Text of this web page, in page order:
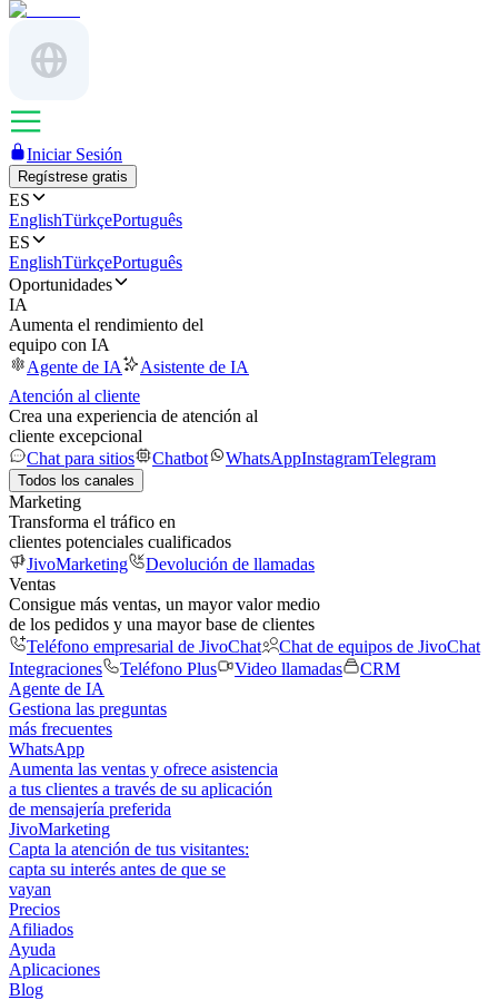
Iniciar Sesión
Regístrese gratis
ES
EnglishTürkçePortuguês
ES
EnglishTürkçePortuguês
Oportunidades
IA
Aumenta el rendimiento del
equipo con IA
Agente de IA
Asistente de IA
Atención al cliente
Crea una experiencia de atención al
cliente excepcional
Chat para sitios
Chatbot WhatsAppInstagramTelegram
Todos los canales
Marketing
Transforma el tráfico en
clientes potenciales cualificados
JivoMarketing
Devolución de llamadas
Ventas
Consigue más ventas, un mayor valor medio
de los pedidos y una mayor base de clientes
Teléfono empresarial de JivoChat
Chat de equipos de JivoChat
Integraciones
Teléfono Plus Video llamadas
CRM
Agente de IA
Gestiona las preguntas
más frecuentes
WhatsApp
Aumenta las ventas y ofrece asistencia
a tus clientes a través de su aplicación
de mensajería preferida
JivoMarketing
Capta la atención de tus visitantes:
capta su interés antes de que se
vayan
Precios
Afiliados
Ayuda
Aplicaciones
Blog